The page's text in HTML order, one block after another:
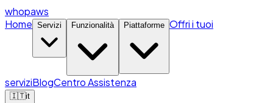
whopaws
Home Servizi Funzionalità Piattaforme Offri i tuoi
serviziBlogCentro Assistenza
🇮🇹it